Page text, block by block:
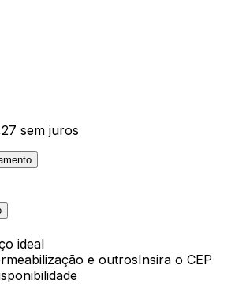
sem juros
ideal
e outrosInsira o CEP